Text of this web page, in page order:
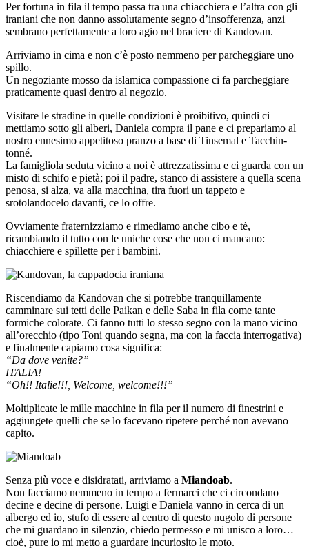
Per fortuna in fila il tempo passa tra una chiacchiera e l’altra con gli
iraniani che non danno assolutamente segno d’insofferenza, anzi
sembrano perfettamente a loro agio nel braciere di Kandovan.
Arriviamo in cima e non c’è posto nemmeno per parcheggiare uno
spillo.
Un negoziante mosso da islamica compassione ci fa parcheggiare
praticamente quasi dentro al negozio.
Visitare le stradine in quelle condizioni è proibitivo, quindi ci
mettiamo sotto gli alberi, Daniela compra il pane e ci prepariamo al
nostro ennesimo appetitoso pranzo a base di Tinsemal e Tacchin-
tonné.
La famigliola seduta vicino a noi è attrezzatissima e ci guarda con un
misto di schifo e pietà; poi il padre, stanco di assistere a quella scena
penosa, si alza, va alla macchina, tira fuori un tappeto e
srotolandocelo davanti, ce lo offre.
Ovviamente fraternizziamo e rimediamo anche cibo e tè,
ricambiando il tutto con le uniche cose che non ci mancano:
chiacchiere e spillette per i bambini.
Riscendiamo da Kandovan che si potrebbe tranquillamente
camminare sui tetti delle Paikan e delle Saba in fila come tante
formiche colorate. Ci fanno tutti lo stesso segno con la mano vicino
all’orecchio (tipo Toni quando segna, ma con la faccia interrogativa)
e finalmente capiamo cosa significa:
“Da dove venite?”
ITALIA!
“Oh!! Italie!!!, Welcome, welcome!!!”
Moltiplicate le mille macchine in fila per il numero di finestrini e
aggiungete quelli che se lo facevano ripetere perché non avevano
capito.
Senza più voce e disidratati, arriviamo a Miandoab.
Non facciamo nemmeno in tempo a fermarci che ci circondano
decine e decine di persone. Luigi e Daniela vanno in cerca di un
albergo ed io, stufo di essere al centro di questo nugolo di persone
che mi guardano in silenzio, chiedo permesso e mi unisco a loro…
cioè, pure io mi metto a guardare incuriosito le moto.